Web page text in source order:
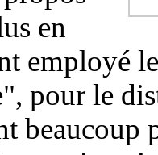
en
employé
pour le
beaucoup